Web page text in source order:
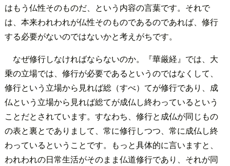
はもう仏性そのものだ、という内容の言葉です。それで
は、本来われわれが仏性そのものであるのであれば、修行
する必要がないのではないかと考えがちです。
なぜ修行しなければならないのか。『華厳経』では、大
乗の立場では、修行が必要であるというのではなくして、
修行という立場から見れば総（すべ）てが修行であり、成
仏という立場から見れば総てが成仏し終わっているという
ことだとされています。すなわち、修行と成仏が同じもの
の表と裏とでありまして、常に修行しつつ、常に成仏し終
わっているということです。もっと具体的に言いますと、
われわれの日常生活がそのまま仏道修行であり、それが同